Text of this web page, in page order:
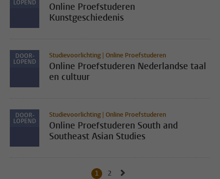
LOPEND
Online Proefstuderen
Kunstgeschiedenis
DOOR-
LOPEND
Studievoorlichting | Online Proefstuderen
Online Proefstuderen Nederlandse taal
en cultuur
DOOR-
LOPEND
Studievoorlichting | Online Proefstuderen
Online Proefstuderen South and
Southeast Asian Studies
Huidige pagina, pagina
1 Naar pagina
2